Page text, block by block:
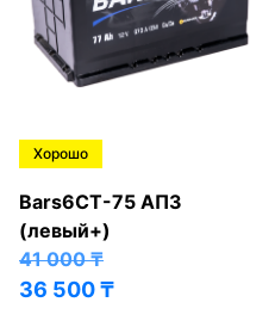
Хорошо
Bars6СТ-75 АПЗ
(левый+)
41 000₸
36 500₸